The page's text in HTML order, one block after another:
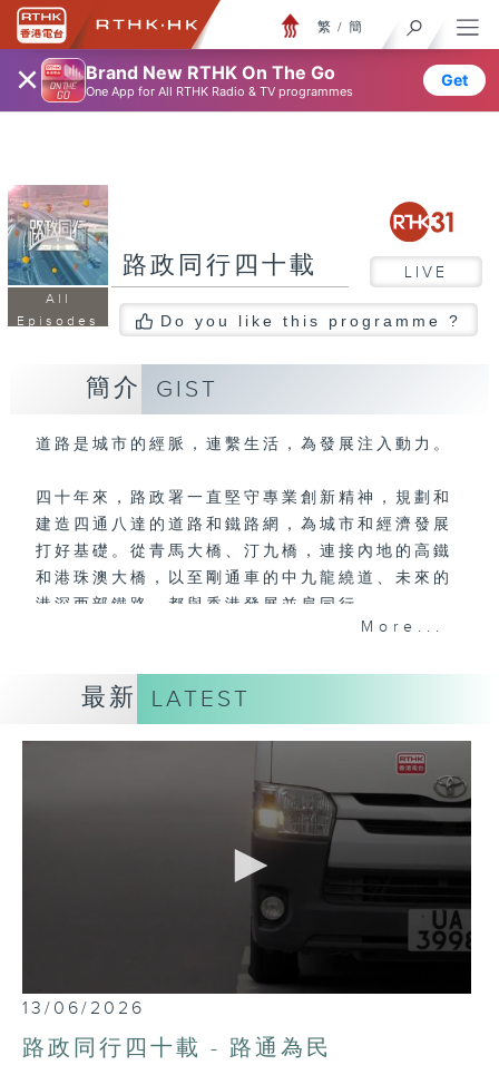
× Brand New RTHK On The Go
One App for All RTHK Radio & TV programmes
Get
繁 / 簡
All
Episodes
路政同行四十載 LIVE
Do you like this programme ?
簡介 GIST
道路是城市的經脈，連繫生活，為發展注入動力。
四十年來，路政署一直堅守專業創新精神，規劃和
建造四通八達的道路和鐵路網，為城市和經濟發展
打好基礎。從青馬大橋、汀九橋，連接內地的高鐵
和港珠澳大橋，以至剛通車的中九龍繞道、未來的
港深西部鐵路，都與香港發展並肩同行。
保養、維修和美化，同樣有賴路政署團隊默默耕
耘，令城市更宜居、更安全，出行更方便。每一盞
燈、每一次維修、每一轉巡查，背後都是為市民服
More...
最新 LATEST
0
seconds
of
23
13/06/2026
路政同行四十載 - 路通為民